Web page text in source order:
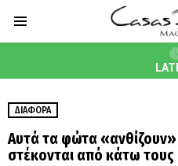
ΔΙΆΦΟΡΑ
Αυτά τα φώτα
στέκονται από κάτω τους